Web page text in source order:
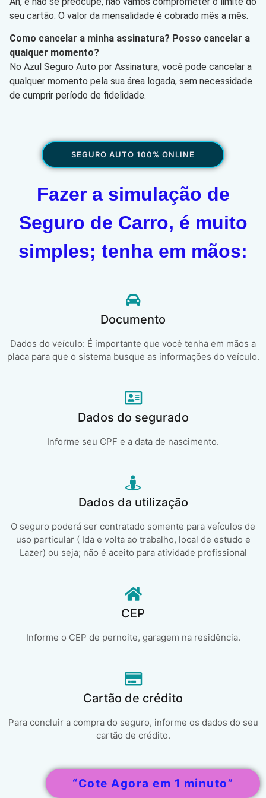
seu cartão. O valor da mensalidade é cobrado mês a mês.
Como cancelar a minha assinatura? Posso cancelar a
qualquer momento?
No Azul Seguro Auto por Assinatura, você pode cancelar a
qualquer momento pela sua área logada, sem necessidade
de cumprir período de fidelidade.
SEGURO AUTO 100% ONLINE
Fazer a simulação de
Seguro de Carro, é muito
simples; tenha em mãos:
Documento
Dados do veículo: É importante que você tenha em mãos a
placa para que o sistema busque as informações do veículo.
Dados do segurado
Informe seu CPF e a data de nascimento.
Dados da utilização
O seguro poderá ser contratado somente para veículos de
uso particular ( Ida e volta ao trabalho, local de estudo e
Lazer) ou seja; não é aceito para atividade profissional
CEP
Informe o CEP de pernoite, garagem na residência.
Cartão de crédito
Para concluir a compra do seguro, informe os dados do seu
cartão de crédito.
“Cote Agora em 1 minuto”